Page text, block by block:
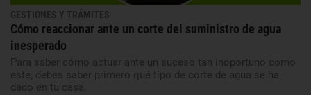
GESTIONES Y TRÁMITES
Cómo reaccionar ante un corte del suministro de agua
inesperado
Para saber cómo actuar ante un suceso tan inoportuno como
este, debes saber primero qué tipo de corte de agua se ha
dado en tu casa.